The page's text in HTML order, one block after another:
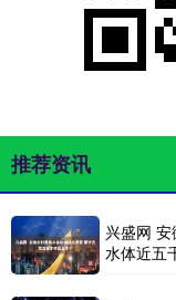
推荐资讯
兴盛网
水体近五